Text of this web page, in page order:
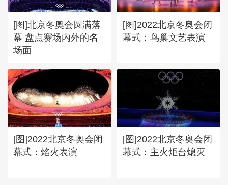
[图]北京冬奥会圆满落
幕 盘点赛场内外的名
场面
[图]2022北京冬奥会闭
幕式：鸟巢文艺表演
[图]2022北京冬奥会闭
幕式：焰火表演
[图]2022北京冬奥会闭
幕式：主火炬台熄灭